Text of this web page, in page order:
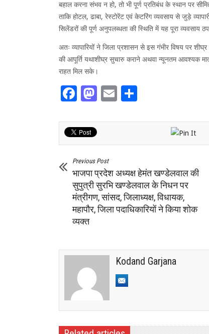
बहाल करना संभव न हो, तो भी पूर्ण प्रतिबंध के स्थान पर
ताकि होटल, ढाबा, रेस्टोरेंट एवं केटरिंग व्यवसाय से जुड़े
सिलेंडरों की पूर्ण अनुपलब्धता की स्थिति में यह पूरा व्यवसाय
अतः व्यापारियों ने जिला प्रशासन से इस गंभीर विषय पर
की आपूर्ति यथाशीघ्र सुचारु कराने अथवा न्यूनतम आवश्यक
राहत मिल सके।
Facebook
Mastodon
Email
Previous Post
भाजपा प्रदेश अध्यक्ष हेमंत खण्डेलवाल की
सुपुत्री सुरभि खण्डेलवाल के निधन पर
मंत्रीगण, सांसद, जिलाध्यक्ष, विधायक,
महापौर, जिला पदाधिकारियों ने किया शोक
व्यक्त
Kodand Garjana